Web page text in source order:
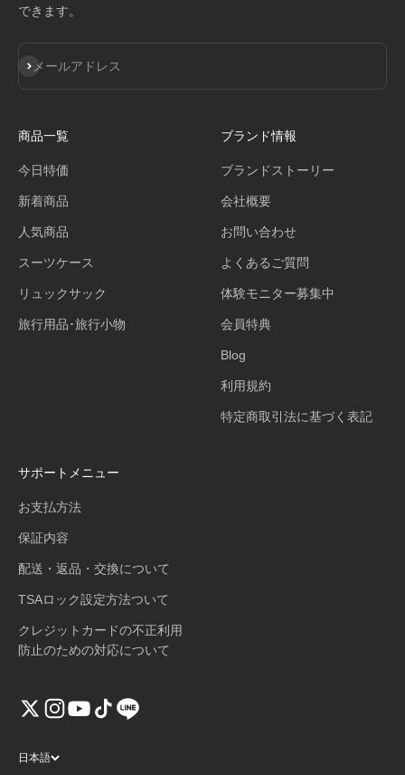
できます。
メールアドレス
登録
商品一覧
今日特価
新着商品
人気商品
スーツケース
リュックサック
旅行用品･旅行小物
ブランド情報
ブランドストーリー
会社概要
お問い合わせ
よくあるご質問
体験モニター募集中
会員特典
Blog
利用規約
特定商取引法に基づく表記
サポートメニュー
お支払方法
保証内容
配送・返品・交換について
TSAロック設定方法ついて
クレジットカードの不正利用
防止のための対応について
日本語